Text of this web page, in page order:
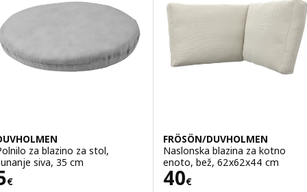
za blazino za stol,
siva, 35 cm
€ 5€
FRÖSÖN/DUVHOLMEN
Naslonska blazina za kotno
enoto, bež, 62x62x44 cm
40€
Cena 40€